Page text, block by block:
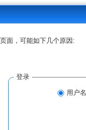
面，可能如下几个原因:
登录
用户名